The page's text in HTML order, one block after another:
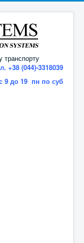
транспорту
+38 (044)-3318039
9 до 19 пн по суб